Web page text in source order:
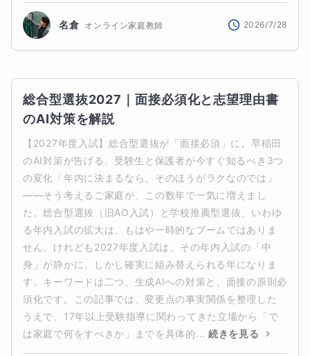
名倉 オンライン家庭教師 2026/7/28
総合型選抜2027｜面接必須化と志望理由書
のAI対策を解説
【2027年度入試】総合型選抜が「面接必須」に。早稲田
のAI対策が告げる、受験生と保護者が今すぐ知るべき3つ
の変化「年内に決まるなら、そのほうがラクなのでは」
——そう考えるご家庭が、この数年で一気に増えまし
た。総合型選抜（旧AO入試）と学校推薦型選抜、いわゆ
る年内入試の拡大は、もはや一時的なブームではありま
せん。けれども2027年度入試は、その年内入試の「中
身」が静かに、しかし確実に組み替えられる年になりま
す。キーワードは二つ。生成AIへの対策と、面接の原則必
須化です。この記事では、変更点の事実関係を整理した
うえで、17年以上受験指導に関わってきた立場から「で
は家庭で何をすべきか」までを具体的... 続きを見る